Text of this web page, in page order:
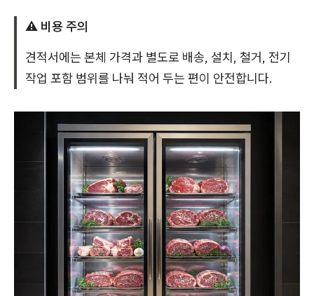
⚠️ 비용 주의
견적서에는 본체 가격과 별도로 배송, 설치, 철거, 전기
작업 포함 범위를 나눠 적어 두는 편이 안전합니다.